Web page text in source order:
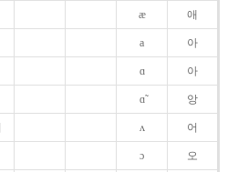
æ 애
a 아
ɑ 아
ɑ̃ 앙
ʌ 어
ɔ 오